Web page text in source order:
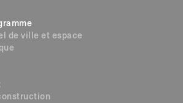
de ville et espace